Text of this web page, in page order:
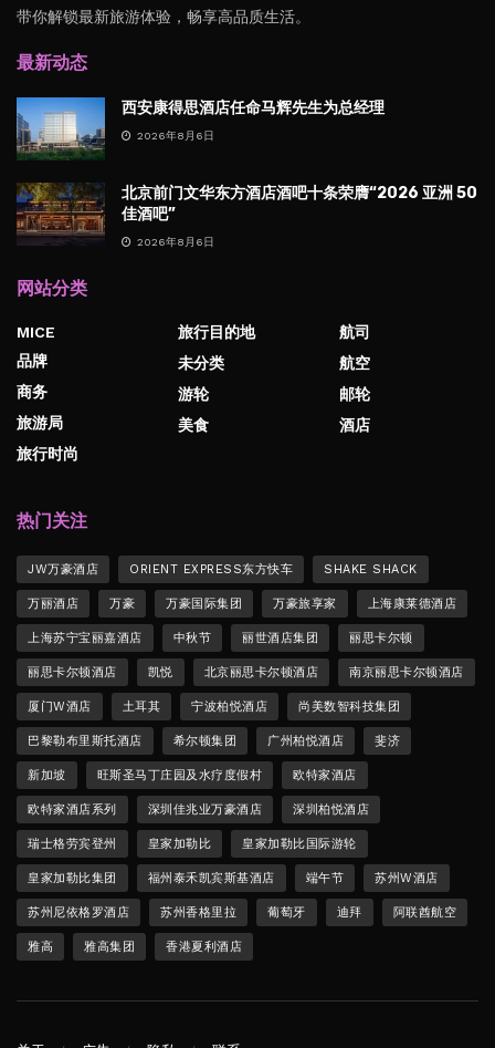
带你解锁最新旅游体验，畅享高品质生活。
最新动态
西安康得思酒店任命马辉先生为总经理
2026年8月6日
北京前门文华东方酒店酒吧十条荣膺“2026 亚洲 50
佳酒吧”
2026年8月6日
网站分类
MICE
品牌
商务
旅游局
旅行时尚
旅行目的地
未分类
游轮
美食
航司
航空
邮轮
酒店
热门关注
JW万豪酒店 ORIENT EXPRESS东方快车 SHAKE SHACK
万丽酒店 万豪 万豪国际集团 万豪旅享家 上海康莱德酒店
上海苏宁宝丽嘉酒店 中秋节 丽世酒店集团 丽思卡尔顿
丽思卡尔顿酒店 凯悦 北京丽思卡尔顿酒店 南京丽思卡尔顿酒店
厦门W酒店 土耳其 宁波柏悦酒店 尚美数智科技集团
巴黎勒布里斯托酒店 希尔顿集团 广州柏悦酒店 斐济
新加坡 旺斯圣马丁庄园及水疗度假村 欧特家酒店
欧特家酒店系列 深圳佳兆业万豪酒店 深圳柏悦酒店
瑞士格劳宾登州 皇家加勒比 皇家加勒比国际游轮
皇家加勒比集团 福州泰禾凯宾斯基酒店 端午节 苏州W酒店
苏州尼依格罗酒店 苏州香格里拉 葡萄牙 迪拜 阿联酋航空
雅高 雅高集团 香港夏利酒店